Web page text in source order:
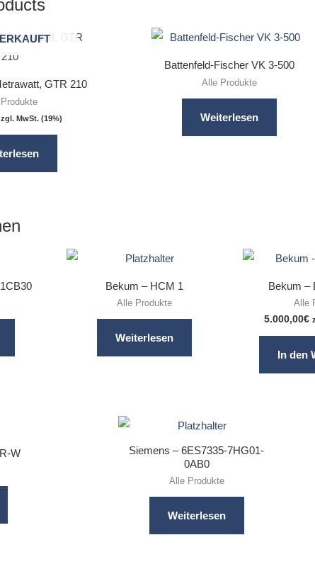
GTR 210
MwSt. (19%)
Battenfeld-Fischer VK 3-500
Alle Produkte
Weiterlesen
Bekum – HCM 1
Alle Produkte
Weiterlesen
Bekum –
Alle
5.000,00€
In den
W
Siemens – 6ES7335-7HG01-
0AB0
Alle Produkte
Weiterlesen